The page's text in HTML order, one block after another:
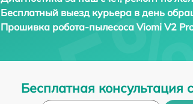
Бесплатный выезд курьера в день
Прошивка робота-пылесоса Viomi V2
Бесплатная консультация